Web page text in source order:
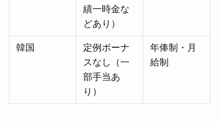
績一時金な
どあり）
韓国
定例ボーナ
スなし（一
部手当あ
り）
年俸制・月
給制